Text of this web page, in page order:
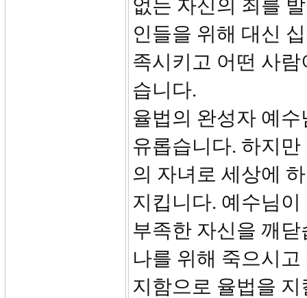
없는 자신의 죄를
인들을 위해 대신
족시키고 어떤 사
습니다.
율법의 완성자 예
유롭습니다. 하지
의 자녀로 세상에
지킵니다. 예수님
부족한 자신을 깨
나를 위해 죽으시
지함으로 율법을